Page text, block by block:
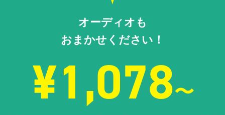
オーディオも
おまかせください！
¥1,078〜